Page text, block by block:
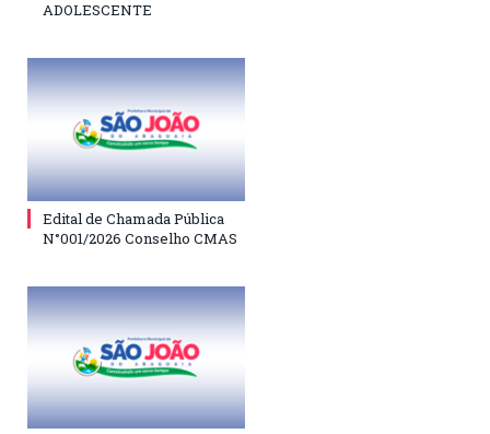
ADOLESCENTE
Edital de Chamada Pública
N°001/2026 Conselho CMAS